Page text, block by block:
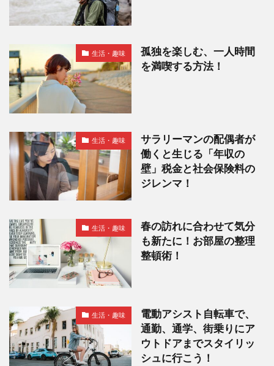
生活・趣味
孤独を楽しむ、一人時間
を満喫する方法！
生活・趣味
サラリーマンの配偶者が
働くと生じる「年収の
壁」税金と社会保険料の
ジレンマ！
生活・趣味
春の訪れに合わせて気分
も新たに！お部屋の整理
整頓術！
生活・趣味
電動アシスト自転車で、
通勤、通学、街乗りにア
ウトドアまでスタイリッ
シュに行こう！